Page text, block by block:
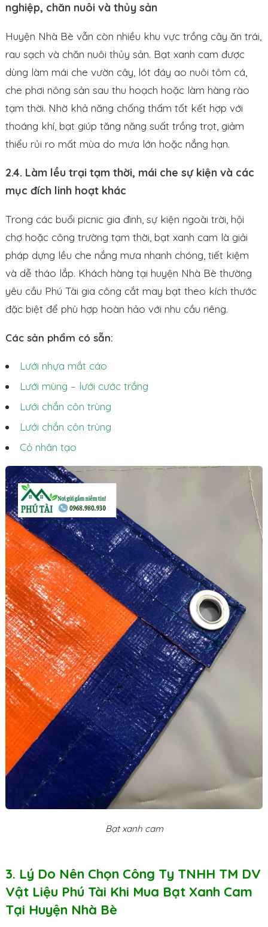
nghiệp, chăn nuôi và thủy sản
Huyện Nhà Bè vẫn còn nhiều khu vực trồng cây ăn trái,
rau sạch và chăn nuôi thủy sản. Bạt xanh cam được
dùng làm mái che vườn cây, lót đáy ao nuôi tôm cá,
che phơi nông sản sau thu hoạch hoặc làm hàng rào
tạm thời. Nhờ khả năng chống thấm tốt kết hợp với
thoáng khí, bạt giúp tăng năng suất trồng trọt, giảm
thiểu rủi ro mất mùa do mưa lớn hoặc nắng hạn.
2.4. Làm lều trại tạm thời, mái che sự kiện và các
mục đích linh hoạt khác
Trong các buổi picnic gia đình, sự kiện ngoài trời, hội
chợ hoặc công trường tạm thời, bạt xanh cam là giải
pháp dựng lều che nắng mưa nhanh chóng, tiết kiệm
và dễ tháo lắp. Khách hàng tại huyện Nhà Bè thường
yêu cầu Phú Tài gia công cắt may bạt theo kích thước
đặc biệt để phù hợp hoàn hảo với nhu cầu riêng.
Các sản phẩm có sẵn:
Lưới nhựa mắt cáo
Lưới mùng – lưới cước trắng
Lưới chắn côn trùng
Lưới chắn côn trùng
Cỏ nhân tạo
Bạt xanh cam
3. Lý Do Nên Chọn Công Ty TNHH TM DV
Vật Liệu Phú Tài Khi Mua Bạt Xanh Cam
Tại Huyện Nhà Bè